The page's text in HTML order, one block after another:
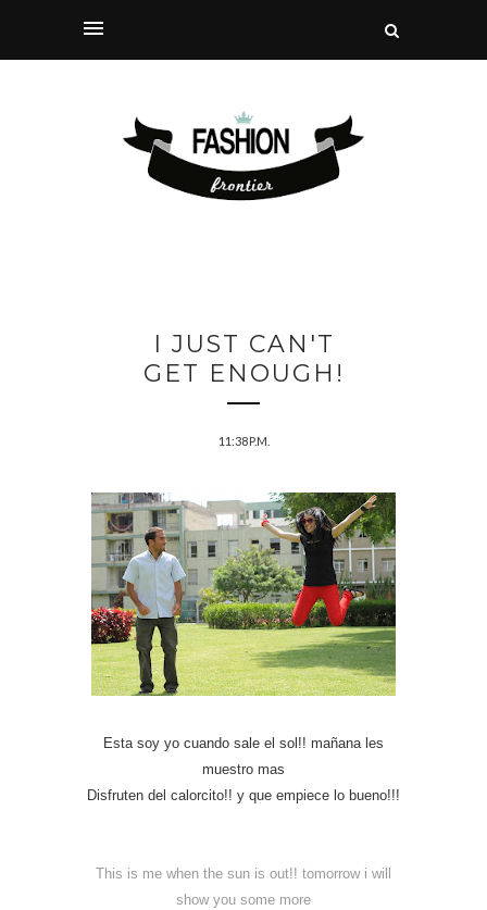
I JUST CAN'T
GET ENOUGH!
11:38 P.M.
Esta soy yo cuando sale el sol!! mañana les
muestro mas
Disfruten del calorcito!! y que empiece lo bueno!!!
This is me when the sun is out!! tomorrow i will
show you some more